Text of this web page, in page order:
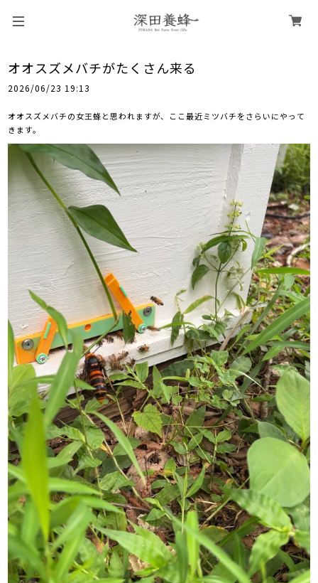
オオスズメバチがたくさん来る
2026/06/23 19:13
オオスズメバチの女王蜂と思われますが、ここ最近ミツバチをさらいにやって
きます。